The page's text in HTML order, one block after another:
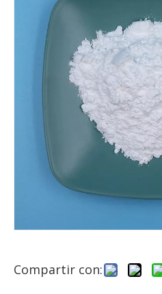
Compartir con: